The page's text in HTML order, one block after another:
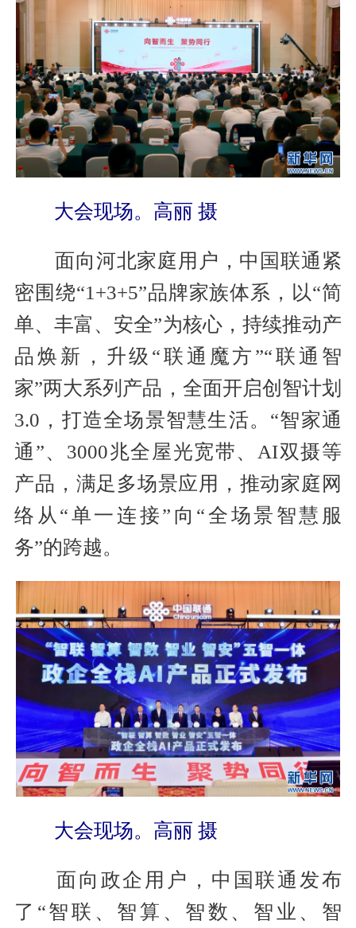
大会现场。高丽 摄
面向河北家庭用户，中国联通紧
密围绕“1+3+5”品牌家族体系，以“简
单、丰富、安全”为核心，持续推动产
品焕新，升级“联通魔方”“联通智
家”两大系列产品，全面开启创智计划
3.0，打造全场景智慧生活。“智家通
通”、3000兆全屋光宽带、AI双摄等
产品，满足多场景应用，推动家庭网
络从“单一连接”向“全场景智慧服
务”的跨越。
大会现场。高丽 摄
面向政企用户，中国联通发布
了“智联、智算、智数、智业、智